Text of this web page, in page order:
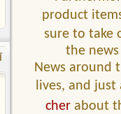
product
sure to take
the
News around
lives, and
cher about